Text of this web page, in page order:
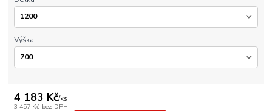
Výška
4 183 Kč/ks
3 457 Kč bez DPH